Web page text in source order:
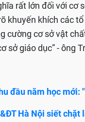
rất lớn đối với cơ
khuyến khích các
cường cơ sở vật
sở giáo dục” - ông
đầu năm học mới:
Hà Nội siết chặt